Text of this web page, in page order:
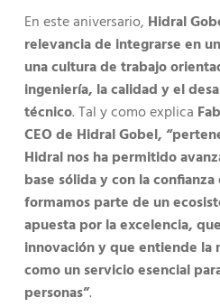
En este aniversario, Hidral
relevancia de integrarse en
una cultura de trabajo
ingeniería, la calidad y el
técnico. Tal y como explica
CEO de Hidral Gobel,
Hidral nos ha permitido
base sólida y con la
formamos parte de un
apuesta por la excelencia,
innovación y que entiende la
como un servicio esencial
personas”.